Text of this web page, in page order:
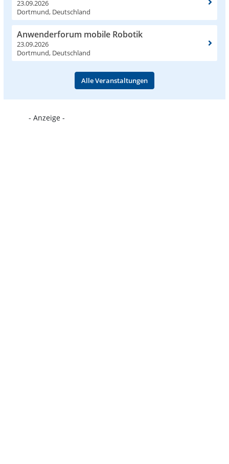
23.09.2026
Dortmund, Deutschland
Anwenderforum mobile Robotik
23.09.2026
Dortmund, Deutschland
Alle Veranstaltungen
- Anzeige -